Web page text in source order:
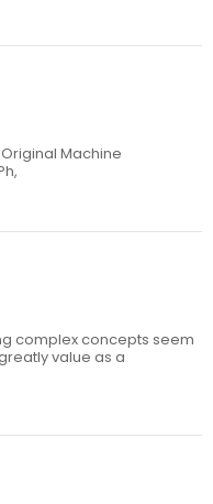
Machine
complex concepts seem
value as a